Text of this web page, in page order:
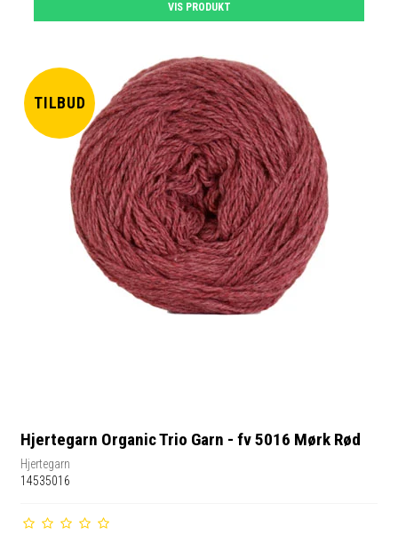
VIS PRODUKT
TILBUD
Hjertegarn Organic Trio Garn - fv 5016 Mørk Rød
Hjertegarn
14535016